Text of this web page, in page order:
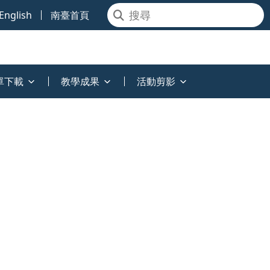
English 南臺首頁
下載 教學成果 活動剪影